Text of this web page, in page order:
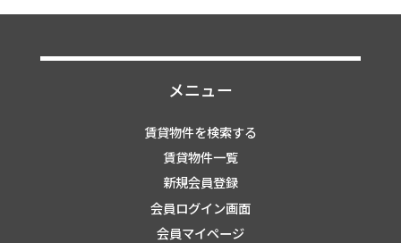
メニュー
賃貸物件を検索する
賃貸物件一覧
新規会員登録
会員ログイン画面
会員マイページ